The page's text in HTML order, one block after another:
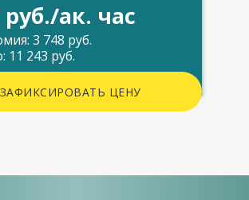
руб./ак. час
3 748 руб.
11 243 руб.
ЗАФИКСИРОВАТЬ ЦЕНУ